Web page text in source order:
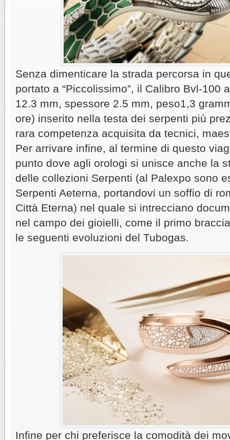
Senza dimenticare la strada percorsa in
portato a “Piccolissimo”, il Calibro Bvl-100
12.3 mm, spessore 2.5 mm, peso1,3
ore) inserito nella testa dei serpenti più
rara competenza acquisita da tecnici,
Per arrivare infine, al termine di questo
punto dove agli orologi si unisce anche la
delle collezioni Serpenti (al Palexpo sono
Serpenti Aeterna, portandovi un soffio di
Città Eterna) nel quale si intrecciano
nel campo dei gioielli, come il primo
le seguenti evoluzioni del Tubogas.
Infine per chi preferisce la comodità dei